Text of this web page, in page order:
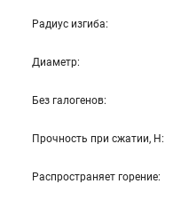
Радиус изгиба:
Диаметр:
Без галогенов:
Прочность при сжатии, Н:
Распространяет горение: